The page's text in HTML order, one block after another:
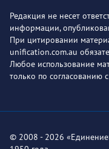
Редакция не несет
информации,
При цитировании
unification.com.au
Любое использование
только по согласованию
© 2008 - 2026